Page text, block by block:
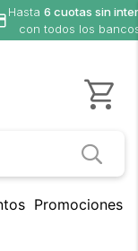
Hasta 6 cuotas sin
con todos los
Promociones